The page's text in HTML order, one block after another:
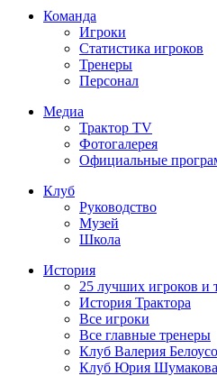
Команда
Игроки
Статистика игроков
Тренеры
Персонал
Медиа
Трактор TV
Фотогалерея
Официальные
Клуб
Руководство
Музей
Школа
История
25 лучших игроков и
История Трактора
Все игроки
Все главные тренеры
Клуб Валерия
Клуб Юрия Шумакова